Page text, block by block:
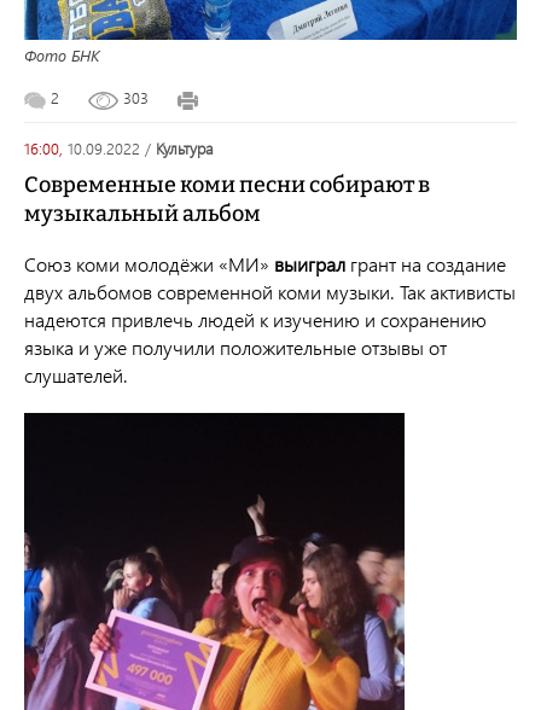
Фото БНК
2 303
16:00, 10.09.2022 / культура
Современные коми песни собирают в
музыкальный альбом
Союз коми молодёжи «МИ» выиграл грант на создание
двух альбомов современной коми музыки. Так активисты
надеются привлечь людей к изучению и сохранению
языка и уже получили положительные отзывы от
слушателей.